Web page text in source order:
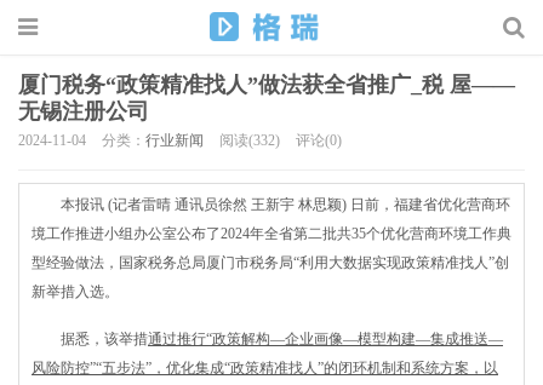
厦门税务“政策精准找人”做法获全省推广_税 屋——
无锡注册公司
2024-11-04 分类： 行业新闻 阅读(332) 评论(0)
本报讯 (记者雷晴 通讯员徐然 王新宇 林思颖) 日前，福建省优化营商环
境工作推进小组办公室公布了2024年全省第二批共35个优化营商环境工作典
型经验做法，国家税务总局厦门市税务局“利用大数据实现政策精准找人”创
新举措入选。
据悉，该举措通过推行“政策解构—企业画像—模型构建—集成推送—
风险防控”“五步法”，优化集成“政策精准找人”的闭环机制和系统方案，以